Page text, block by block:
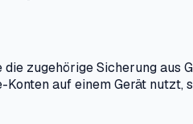
zugehörige Sicherung
auf einem Gerät